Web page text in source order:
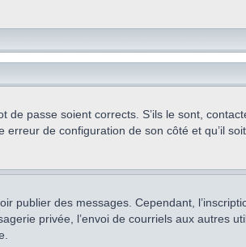
passe soient corrects. S’ils le sont,
de configuration de son côté et qu’il
publier des messages. Cependant,
privée, l’envoi de courriels aux autres